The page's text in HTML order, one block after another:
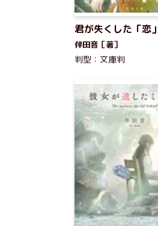
君が失くした「恋
伴田音［著］
判型：文庫判